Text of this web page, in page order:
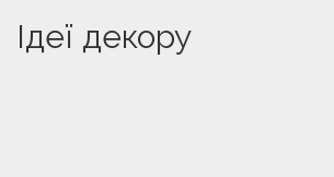
Ідеї декору